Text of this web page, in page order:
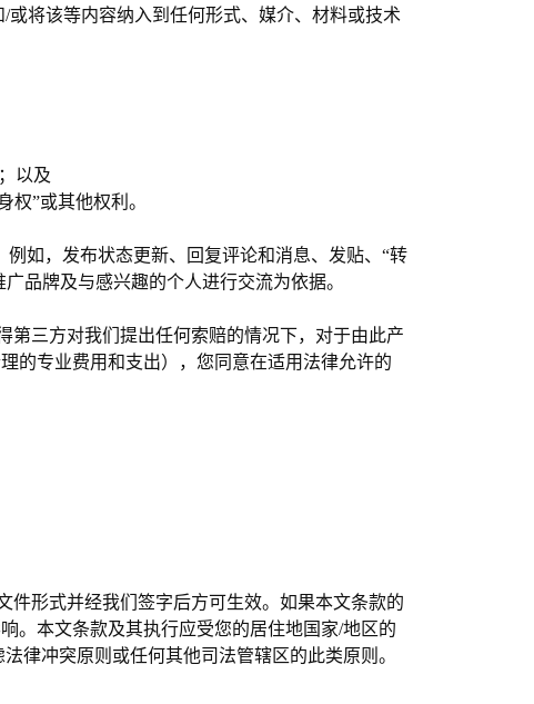
将该等内容纳入到任何形式、媒介、材料或技术
以及
”或其他权利。
如，发布状态更新、回复评论和消息、发贴、“转
品牌及与感兴趣的个人进行交流为依据。
第三方对我们提出任何索赔的情况下，对于由此产
的专业费用和支出），您同意在适用法律允许的
件形式并经我们签字后方可生效。如果本文条款的
。本文条款及其执行应受您的居住地国家/地区的
律冲突原则或任何其他司法管辖区的此类原则。